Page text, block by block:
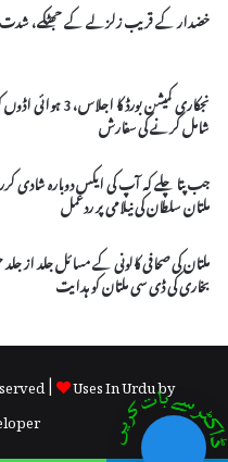
خضدار کے قریب زلزلے کے جھٹکے، شدت 3.8 ریکارڈ
نجکاری کمیشن بورڈ
شامل کرنے کی سفارش
جب پتا چلے کہ آپ کی ایکس دوبارہ شادی
ملتان سلطان کی نیلامی پر ردعمل
ملتان کی صحافی کالونی کے مسائل جلد از
بخاری کی ڈی سی ملتان کو ہدایت
|
Uses In Urdu by